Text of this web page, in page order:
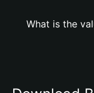
What is the